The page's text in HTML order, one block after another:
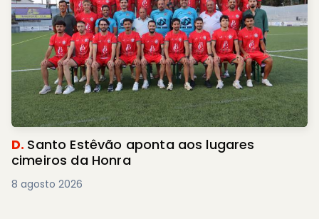
D. Santo Estêvão aponta aos lugares
cimeiros da Honra
8 agosto 2026